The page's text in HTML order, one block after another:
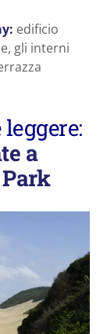
edificio
gli interni
a